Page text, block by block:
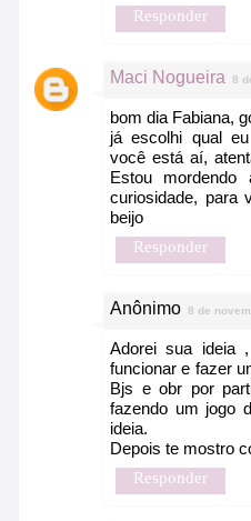
Responder
Maci Nogueira 8
bom dia Fabiana,
já escolhi qual
você está aí,
Estou
curiosidade, para
beijo
Responder
Anônimo 8 de
Adorei sua ideia
funcionar e fazer
Bjs e obr por
fazendo um jogo
ideia.
Depois te mostro
Responder